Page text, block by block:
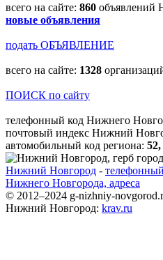
всего на сайте: 860 объявлений
новые объявления
подать ОБЪЯВЛЕНИЕ
всего на сайте: 1328
ПОИСК по сайту
телефонный код Нижнего
почтовый индекс Нижний
автомобильный код региона: 52,
Нижний Новгород -
Нижнего Новгорода, адреса
© 2012–2024 g-nizhniy-
Нижний Новгород: krav.ru